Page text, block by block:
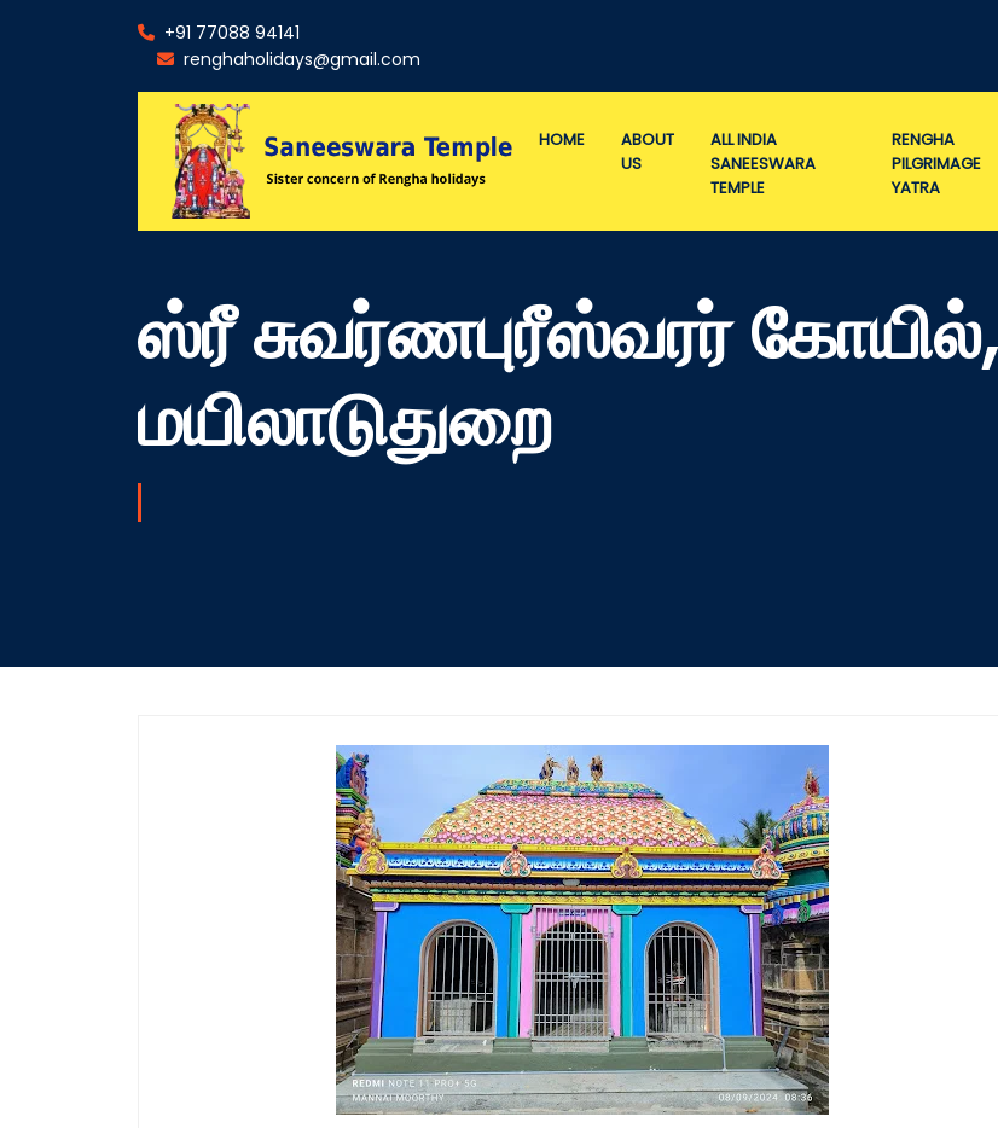
+91 77088 94141
renghaholidays@gmail.com
HOME
ABOUT
US
ALL INDIA
SANEESWARA
TEMPLE
RENGHA
PILGRIMAGE
YATRA
ஸ்ரீ சுவர்ணபுரீஸ்வரர் கோயில்,
மயிலாடுதுறை